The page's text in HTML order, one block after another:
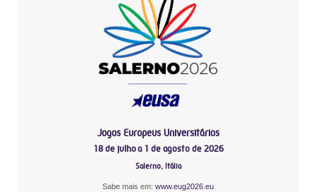
Jogos Europeus Universitários
18 de julho a 1 de agosto de 2026
Salerno, Itália
Sabe mais em: www.eug2026.eu